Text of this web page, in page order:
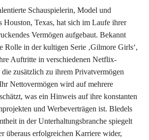
Schauspielerin, Model und
Houston, Texas, hat sich im Laufe ihrer
Vermögen aufgebaut. Bekannt
Rolle in der kultigen Serie ‚Gilmore Girls‘,
Auftritte in verschiedenen Netflix-
zusätzlich zu ihrem Privatvermögen
Nettovermögen wird auf mehrere
was ein Hinweis auf ihre konstanten
und Werbeverträgen ist. Bledels
in der Unterhaltungsbranche spiegelt
überaus erfolgreichen Karriere wider,